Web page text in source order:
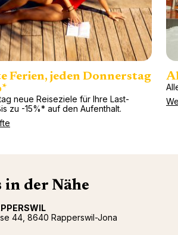
Ferien, jeden Donnerstag
neue Reiseziele für Ihre Last-
zu -15%* auf den Aufenthalt.
in der Nähe
44, 8640 Rapperswil-Jona